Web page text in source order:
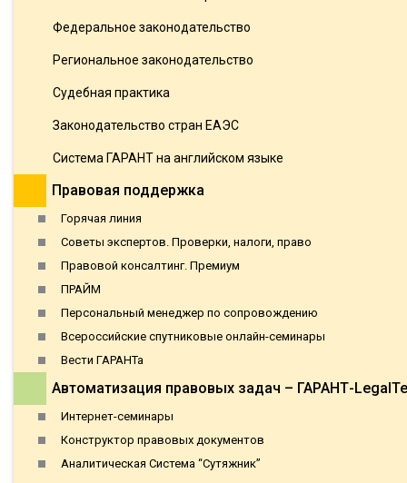
Федеральное законодательство
Региональное законодательство
Судебная практика
Законодательство стран ЕАЭС
Система ГАРАНТ на английском языке
Правовая поддержка
Горячая линия
Советы экспертов. Проверки, налоги, право
Правовой консалтинг. Премиум
ПРАЙМ
Персональный менеджер по сопровождению
Всероссийские спутниковые онлайн-семинары
Вести ГАРАНТа
Автоматизация правовых задач – ГАРАНТ-
Интернет-семинары
Конструктор правовых документов
Аналитическая Система “Сутяжник”